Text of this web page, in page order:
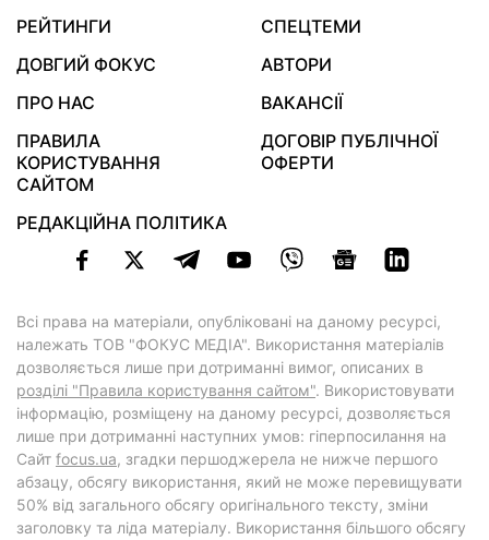
РЕЙТИНГИ
СПЕЦТЕМИ
ДОВГИЙ ФОКУС
АВТОРИ
ПРО НАС
ВАКАНСІЇ
ПРАВИЛА
КОРИСТУВАННЯ
САЙТОМ
ДОГОВІР ПУБЛІЧНОЇ
ОФЕРТИ
РЕДАКЦІЙНА ПОЛІТИКА
Всі права на матеріали, опубліковані на даному ресурсі,
належать ТОВ "ФОКУС МЕДІА". Використання матеріалів
дозволяється лише при дотриманні вимог, описаних в
розділі "Правила користування сайтом". Використовувати
інформацію, розміщену на даному ресурсі, дозволяється
лише при дотриманні наступних умов: гіперпосилання на
Cайт focus.ua, згадки першоджерела не нижче першого
абзацу, обсягу використання, який не може перевищувати
50% від загального обсягу оригінального тексту, зміни
заголовку та ліда матеріалу. Використання більшого обсягу